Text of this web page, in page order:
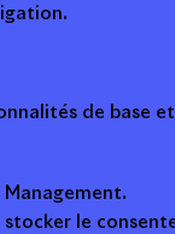
de base
le